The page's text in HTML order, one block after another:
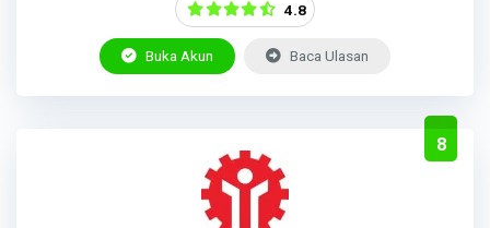
4.8
Buka Akun Baca Ulasan
8